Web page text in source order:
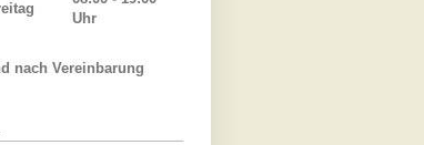
Uhr
nach Vereinbarung